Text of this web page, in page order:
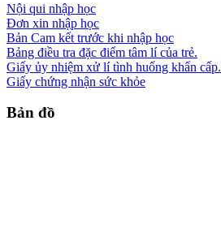
Nội qui nhập học
Đơn xin nhập học
Bản Cam kết trước khi nhập học
Bảng điều tra đặc điểm tâm lí của trẻ.
Giấy ủy nhiệm xử lí tình huống khẩn cấp.
Giấy chứng nhận sức khỏe
Bản đồ